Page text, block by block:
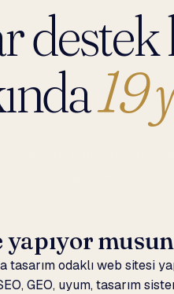
19
sorular
yapıyor
tasarım odaklı web sitesi
GEO, uyum, tasarım